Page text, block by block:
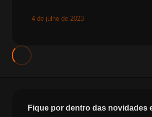
4 de julho de 2023
Fique por dentro das novidades